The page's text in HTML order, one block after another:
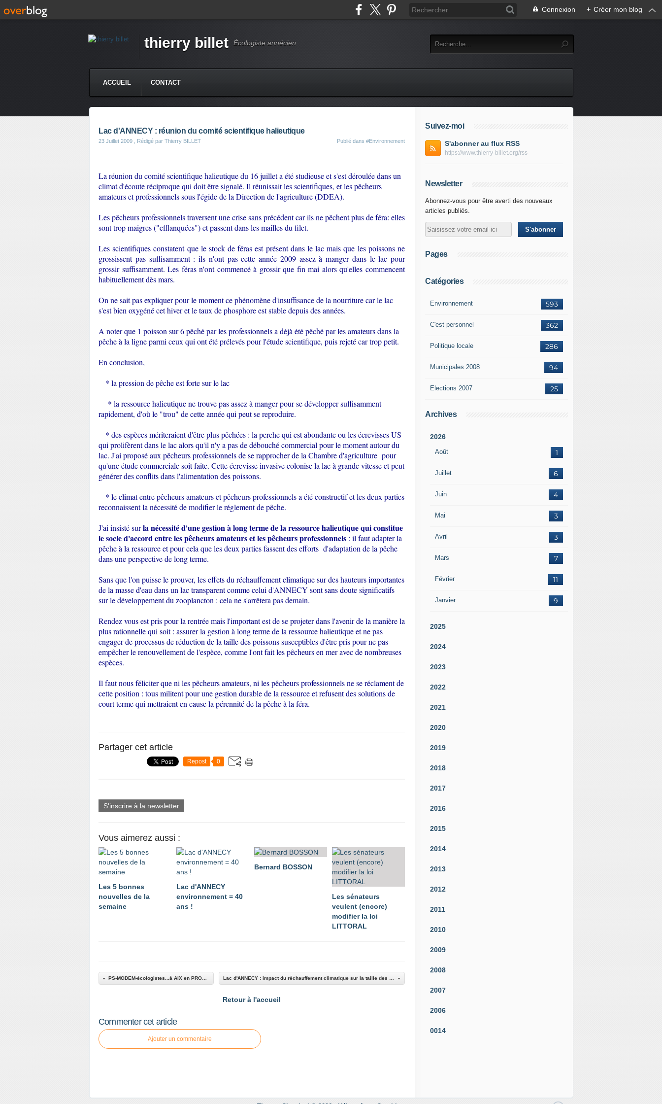
Connexion + Créer mon blog
thierry billet Écologiste annécien
ACCUEIL CONTACT
Lac d'ANNECY : réunion du comité scientifique halieutique
23 Juillet 2009 , Rédigé par Thierry BILLET Publié dans #Environnement
La réunion du comité scientifique halieutique du 16 juillet a été studieuse et s'est déroulée dans un
climat d'écoute réciproque qui doit être signalé. Il réunissait les scientifiques, et les pêcheurs
amateurs et professionnels sous l'égide de la Direction de l'agriculture (DDEA).
Les pêcheurs professionnels traversent une crise sans précédent car ils ne pêchent plus de féra: elles
sont trop maigres ("efflanquées") et passent dans les mailles du filet.
Les scientifiques constatent que le stock de féras est présent dans le lac mais que les poissons ne
grossissent pas suffisamment : ils n'ont pas cette année 2009 assez à manger dans le lac pour
grossir suffisamment. Les féras n'ont commencé à grossir que fin mai alors qu'elles commencent
habituellement dès mars.
On ne sait pas expliquer pour le moment ce phénomène d'insuffisance de la nourriture car le lac
s'est bien oxygéné cet hiver et le taux de phosphore est stable depuis des années.
A noter que 1 poisson sur 6 pêché par les professionnels a déjà été pêché par les amateurs dans la
pêche à la ligne parmi ceux qui ont été prélevés pour l'étude scientifique, puis rejeté car trop petit.
En conclusion,
* la pression de pêche est forte sur le lac
* la ressource halieutique ne trouve pas assez à manger pour se développer suffisamment
rapidement, d'où le "trou" de cette année qui peut se reproduire.
* des espèces mériteraient d'être plus pêchées : la perche qui est abondante ou les écrevisses US
qui prolifèrent dans le lac alors qu'il n'y a pas de débouché commercial pour le moment autour du
lac. J'ai proposé aux pêcheurs professionnels de se rapprocher de la Chambre d'agriculture pour
qu'une étude commerciale soit faite. Cette écrevisse invasive colonise la lac à grande vitesse et peut
générer des conflits dans l'alimentation des poissons.
* le climat entre pêcheurs amateurs et pêcheurs professionnels a été constructif et les deux parties
reconnaissent la nécessité de modifier le réglement de pêche.
J'ai insisté surla nécessité d'une gestion à long terme de la ressource halieutique qui constitue
le socle d'accord entre les pêcheurs amateurs et les pêcheurs professionnels : il faut adapter la
pêche à la ressource et pour cela que les deux parties fassent des efforts d'adaptation de la pêche
dans une perspective de long terme.
Sans que l'on puisse le prouver, les effets du réchauffement climatique sur des hauteurs importantes
de la masse d'eau dans un lac transparent comme celui d'ANNECY sont sans doute significatifs
sur le développement du zooplancton : cela ne s'arrêtera pas demain.
Rendez vous est pris pour la rentrée mais l'important est de se projeter dans l'avenir de la manière la
plus rationnelle qui soit : assurer la gestion à long terme de la ressource halieutique et ne pas
engager de processus de réduction de la taille des poissons susceptibles d'être pris pour ne pas
empêcher le renouvellement de l'espèce, comme l'ont fait les pêcheurs en mer avec de nombreuses
espèces.
Il faut nous féliciter que ni les pêcheurs amateurs, ni les pêcheurs professionnels ne se réclament de
cette position : tous militent pour une gestion durable de la ressource et refusent des solutions de
court terme qui mettraient en cause la pérennité de la pêche à la féra.
Partager cet article
Repost 0
S'inscrire à la newsletter
Vous aimerez aussi :
Les 5 bonnes
nouvelles de la
semaine
Lac d'ANNECY
environnement = 40
ans !
Bernard BOSSON
Les sénateurs
veulent (encore)
modifier la loi
LITTORAL
Retour à l'accueil
Commenter cet article
Ajouter un commentaire
Suivez-moi
S'abonner au flux RSS
https://www.thierry-billet.org/rss
Newsletter
Abonnez-vous pour être averti des nouveaux
articles publiés.
Pages
Catégories
593
Environnement
362
C'est personnel
286
Politique locale
94
Municipales 2008
25
Elections 2007
Archives
2026
Août 1
Juillet 6
Juin 4
Mai 3
Avril 3
Mars 7
Février 11
Janvier 9
2025
2024
2023
2022
2021
2020
2019
2018
2017
2016
2015
2014
2013
2012
2011
2010
2009
2008
2007
2006
0014